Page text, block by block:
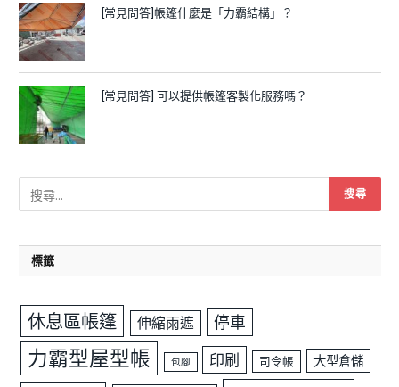
[常見問答]帳篷什麼是「力霸結構」？
[常見問答] 可以提供帳篷客製化服務嗎？
標籤
休息區帳篷 伸縮雨遮 停車
力霸型屋型帳 包腳 印刷 司令帳 大型倉儲